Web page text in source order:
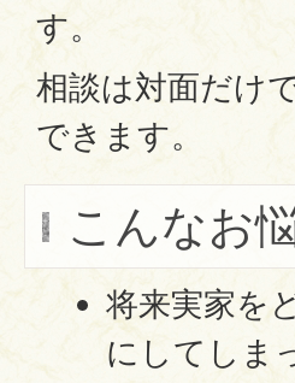
す。
相談は対面だけ
できます。
こんなお
将来実家を
にしてしま